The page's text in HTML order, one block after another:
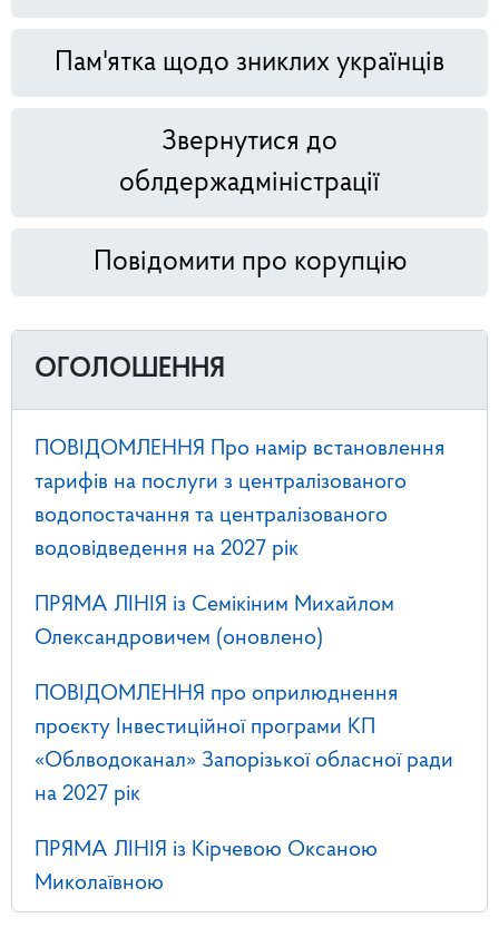
Пам'ятка щодо зниклих українців
Звернутися до
облдержадміністрації
Повідомити про корупцію
ОГОЛОШЕННЯ
ПОВІДОМЛЕННЯ Про намір встановлення
тарифів на послуги з централізованого
водопостачання та централізованого
водовідведення на 2027 рік
ПРЯМА ЛІНІЯ із Семікіним Михайлом
Олександровичем (оновлено)
ПОВІДОМЛЕННЯ про оприлюднення
проєкту Інвестиційної програми КП
«Облводоканал» Запорізької обласної ради
на 2027 рік
ПРЯМА ЛІНІЯ із Кірчевою Оксаною
Миколаївною